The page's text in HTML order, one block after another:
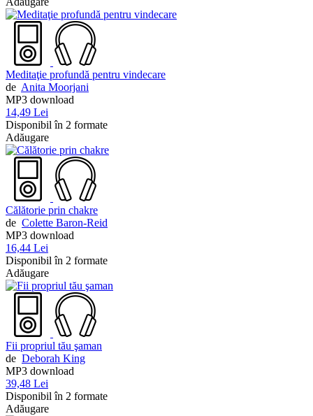
Meditaţie profundă pentru vindecare
de Anita Moorjani
MP3 download
14,49 Lei
Disponibil în 2 formate
Adăugare
Călătorie prin chakre
de Colette Baron-Reid
MP3 download
16,44 Lei
Disponibil în 2 formate
Adăugare
Fii propriul tău şaman
de Deborah King
MP3 download
39,48 Lei
Disponibil în 2 formate
Adăugare